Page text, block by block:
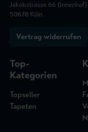
Jakobstrasse 66 (Innenhof)
50678 Köln
Vertrag widerrufen
Top-
Kategorien
Topseller
Tapeten